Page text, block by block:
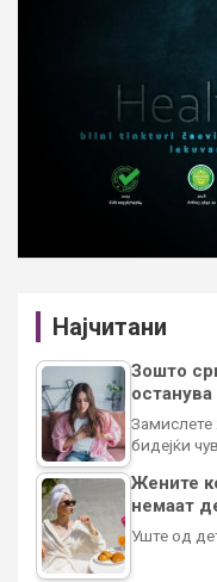
Најчитани
Зошто
Замислете
бидејќи
Жените
немаат
Уште од